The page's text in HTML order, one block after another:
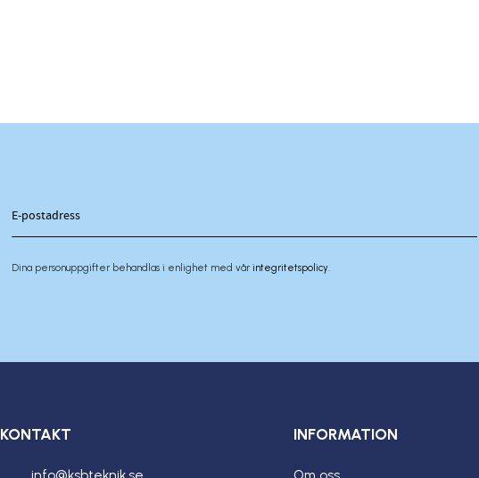
Dina personuppgifter behandlas i enlighet med vårintegritetspolicy.
KONTAKT INFORMATION